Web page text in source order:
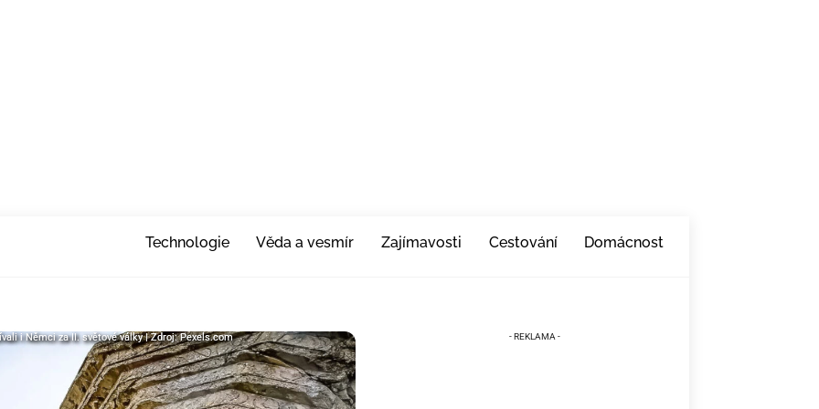
Technologie Věda a vesmír Zajímavosti Cestování Domácnost
i Němci za II. světové války | Zdroj: Pexels.com
i Němci za II. světové války | Zdroj: Pexels.com